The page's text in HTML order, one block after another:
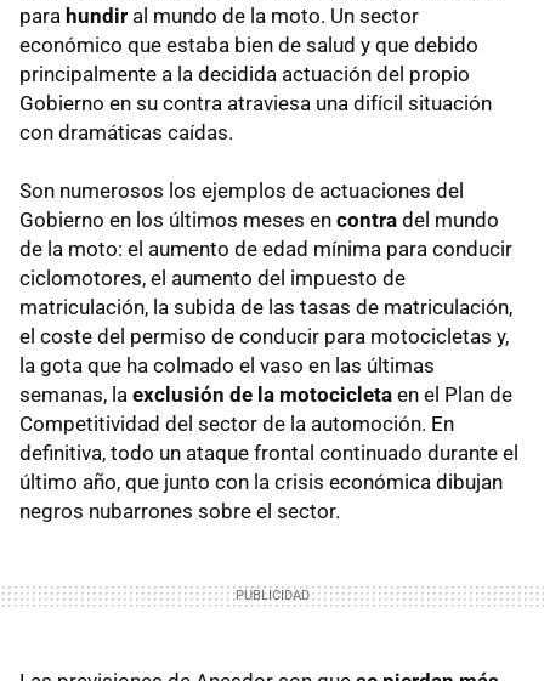
para hundir al mundo de la moto. Un sector
económico que estaba bien de salud y que debido
principalmente a la decidida actuación del propio
Gobierno en su contra atraviesa una difícil situación
con dramáticas caídas.
Son numerosos los ejemplos de actuaciones del
Gobierno en los últimos meses en contra del mundo
de la moto: el aumento de edad mínima para conducir
ciclomotores, el aumento del impuesto de
matriculación, la subida de las tasas de matriculación,
el coste del permiso de conducir para motocicletas y,
la gota que ha colmado el vaso en las últimas
semanas, la exclusión de la motocicleta en el Plan de
Competitividad del sector de la automoción. En
definitiva, todo un ataque frontal continuado durante el
último año, que junto con la crisis económica dibujan
negros nubarrones sobre el sector.